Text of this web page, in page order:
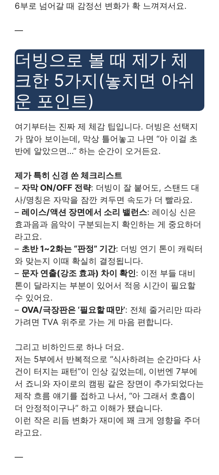
6부로 넘어갈 때 감정선 변화가 확 느껴져서요.
—
더빙으로 볼 때 제가 체
크한 5가지(놓치면 아쉬
운 포인트)
여기부터는 진짜 제 체감 팁입니다. 더빙은 선택지
가 많아 보이는데, 막상 틀어놓고 나면 “아 이걸 초
반에 알았으면…” 하는 순간이 오거든요.
제가 특히 신경 쓴 체크리스트
– 자막 ON/OFF 전략: 더빙이 잘 붙어도, 스탠드 대
사/명칭은 자막을 잠깐 켜두면 속도가 더 빨라요.
– 레이스/액션 장면에서 소리 밸런스: 레이싱 신은
효과음과 음악이 구분되는지 확인하는 게 중요하더
라고요.
– 초반 1~2화는 “판정” 기간: 더빙 연기 톤이 캐릭터
와 맞는지 이때 확실히 결정됩니다.
– 문자 연출(강조 효과) 차이 확인: 이전 부들 대비
톤이 달라지는 부분이 있어서 적응 시간이 필요할
수 있어요.
– OVA/극장판은 ‘필요할 때만’: 전체 줄거리만 따라
가려면 TVA 위주로 가는 게 마음 편합니다.
그리고 비하인드로 하나 더요.
저는 5부에서 반복적으로 “식사하려는 순간마다 사
건이 터지는 패턴”이 인상 깊었는데, 이번엔 7부에
서 죠니와 자이로의 캠핑 같은 장면이 추가되었다는
제작 흐름 얘기를 접하고 나서, “아 그래서 호흡이
더 안정적이구나” 하고 이해가 됐습니다.
이런 작은 리듬 변화가 재미에 꽤 크게 영향을 주더
라고요.
—